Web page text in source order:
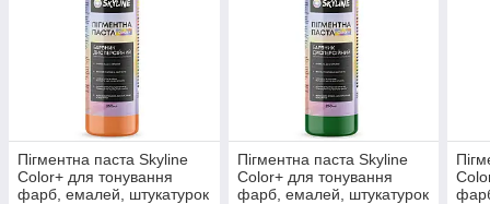
Пігментна паста Skyline
Color+ для тонування
фарб, емалей, штукатурок
Пігментна паста Skyline
Color+ для тонування
фарб, емалей, штукатурок